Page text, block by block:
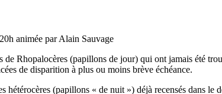
animée par Alain Sauvage
Rhopalocères (papillons de jour) qui ont jamais été
de disparition à plus ou moins brève échéance.
(papillons « de nuit ») déjà recensés dans